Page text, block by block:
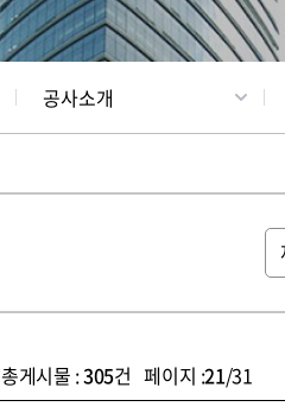
공사소개
총게시물 :305건 페이지 :21/31